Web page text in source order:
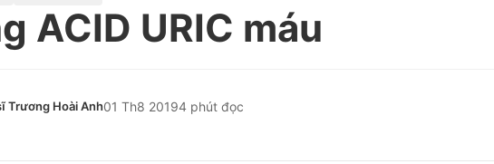
ACID URIC máu
Trương Hoài Anh01 Th8 20194 phút đọc